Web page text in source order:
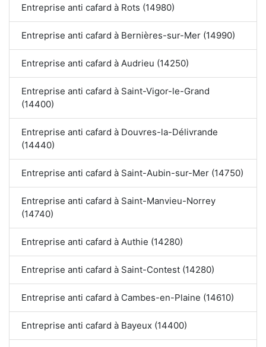
Entreprise anti cafard à Rots (14980)
Entreprise anti cafard à Bernières-sur-Mer (14990)
Entreprise anti cafard à Audrieu (14250)
Entreprise anti cafard à Saint-Vigor-le-Grand
(14400)
Entreprise anti cafard à Douvres-la-Délivrande
(14440)
Entreprise anti cafard à Saint-Aubin-sur-Mer (14750)
Entreprise anti cafard à Saint-Manvieu-Norrey
(14740)
Entreprise anti cafard à Authie (14280)
Entreprise anti cafard à Saint-Contest (14280)
Entreprise anti cafard à Cambes-en-Plaine (14610)
Entreprise anti cafard à Bayeux (14400)